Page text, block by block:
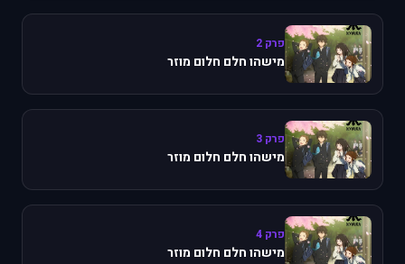
פרק 2
מישהו חלם חלום מוזר
פרק 3
מישהו חלם חלום מוזר
פרק 4
מישהו חלם חלום מוזר